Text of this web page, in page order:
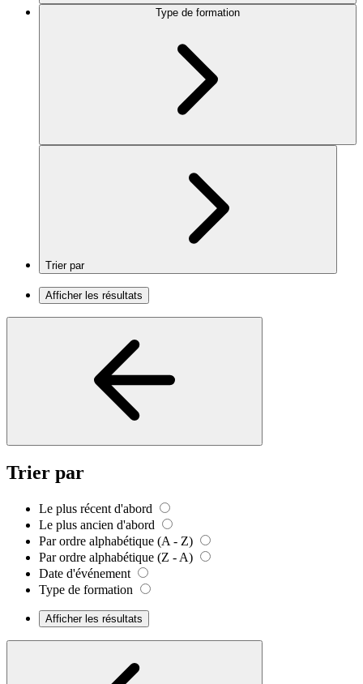
Type de formation
Trier par
Afficher les résultats
Trier par
Le plus récent d'abord
Le plus ancien d'abord
Par ordre alphabétique (A - Z)
Par ordre alphabétique (Z - A)
Date d'événement
Type de formation
Afficher les résultats